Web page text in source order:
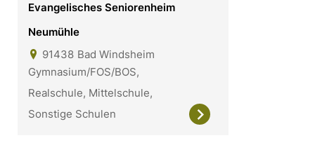
Evangelisches Seniorenheim
Neumühle
91438 Bad Windsheim
Gymnasium/FOS/BOS,
Realschule, Mittelschule,
Sonstige Schulen